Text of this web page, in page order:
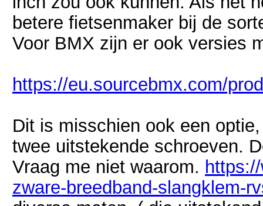
betere fietsenmaker bij de
Voor BMX zijn er ook versies
https://eu.sourcebmx.com/
Dit is misschien ook een
twee uitstekende schroeven.
Vraag me niet waarom.
zware-breedband-slangklem-